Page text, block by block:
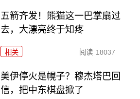
五箭齐发！熊猫这一巴掌扇过
去，大漂亮终于知疼
相关 阅读 18037
美伊停火是幌子？穆杰塔巴回
信，把中东棋盘掀了